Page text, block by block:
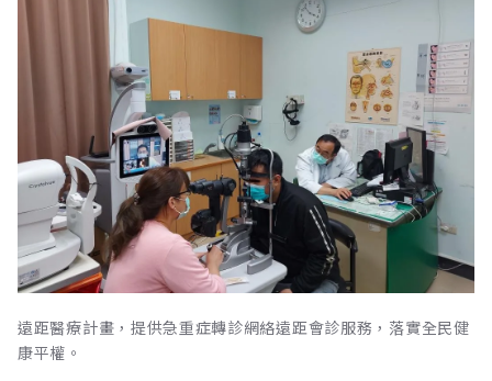
遠距醫療計畫，提供急重症轉診網絡遠距會診服務，落實全民健
康平權。